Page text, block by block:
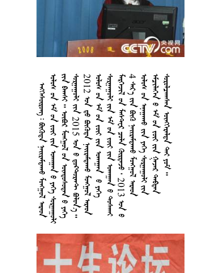
                      2015    2012                      2013 4                   